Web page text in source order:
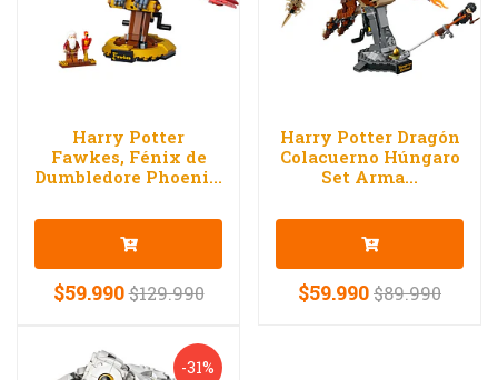
Harry Potter
Fawkes, Fénix de
Dumbledore Phoeni...
$59.990$129.990
Harry Potter Dragón
Colacuerno Húngaro
Set Arma...
$59.990$89.990
-31%